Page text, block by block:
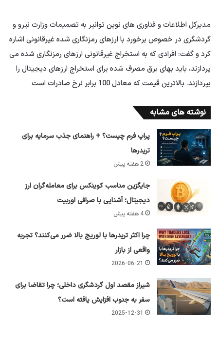
مدیرکل اطلاعات و فناوری های نوین توانیر به تصمیمات وزارت نیرو و
گردشگری در خصوص برخورد با ارزهای رمزنگاری شده غیرقانونی اشاره
کرد و گفت: افرادی که به استخراج غیرقانونی ارزهای رمزنگاری شده می
پردازند، باید بهای برق مصرف شده برای استخراج ارزهای دیجیتال را
بپردازند. بالاترین قیمت که معادل 100 برابر نرخ صادرات است
نوشته های مشابه
پراپ فرم چیست؟ + راهنمای جذب سرمایه برای
تریدرها
2 هفته پیش
جایگزین مناسب کوینکس برای معامله‌گران ارز
دیجیتال؛ آشنایی با صرافی اوربیت
4 هفته پیش
چرا اکثر تریدرها با لوریج بالا ضرر می‌کنند؟ تجربه
واقعی از بازار
2026-06-21
شیراز مقصد اول گردشگری داخلی؛ چرا تقاضا برای
سفر به جنوب افزایش یافته است؟
2025-12-31